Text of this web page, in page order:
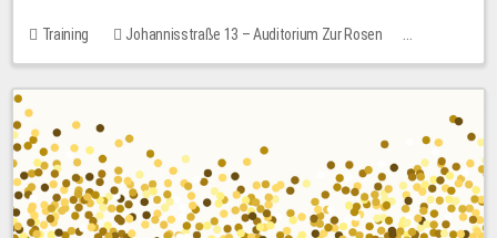
Training
Johannisstraße 13 – Auditorium Zur Rosen
1 place
30.00 EUR